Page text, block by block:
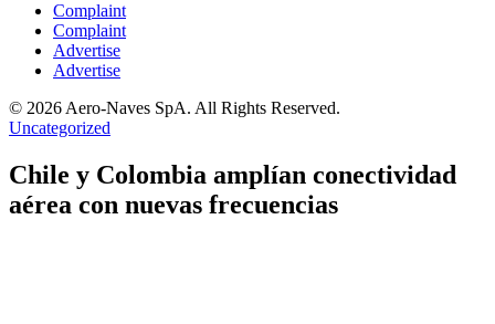
Complaint
Complaint
Advertise
Advertise
© 2026 Aero-Naves SpA. All Rights Reserved.
Uncategorized
Chile y Colombia amplían conectividad
aérea con nuevas frecuencias